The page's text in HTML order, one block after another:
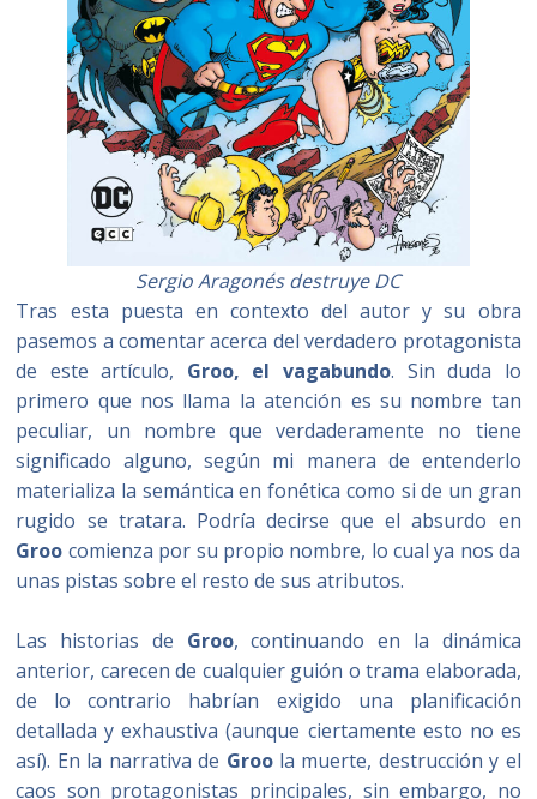
Sergio Aragonés destruye DC
Tras esta puesta en contexto del autor y su obra
pasemos a comentar acerca del verdadero protagonista
de este artículo, Groo, el vagabundo. Sin duda lo
primero que nos llama la atención es su nombre tan
peculiar, un nombre que verdaderamente no tiene
significado alguno, según mi manera de entenderlo
materializa la semántica en fonética como si de un gran
rugido se tratara. Podría decirse que el absurdo en
Groo comienza por su propio nombre, lo cual ya nos da
unas pistas sobre el resto de sus atributos.
Las historias de Groo, continuando en la dinámica
anterior, carecen de cualquier guión o trama elaborada,
de lo contrario habrían exigido una planificación
detallada y exhaustiva (aunque ciertamente esto no es
así). En la narrativa de Groola muerte, destrucción y el
caos son protagonistas principales, sin embargo, no